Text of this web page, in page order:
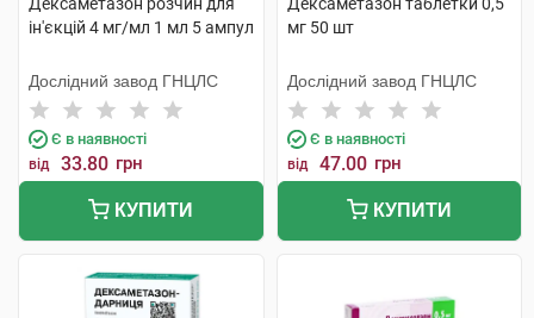
ін'єкцій 4 мг/мл 1 мл 5 ампул
Дослідний завод ГНЦЛС
Є в наявності
від 33.80 грн
КУПИТИ
мг 50 шт
Дослідний завод ГНЦЛС
Є в наявності
від 47.00 грн
КУПИТИ